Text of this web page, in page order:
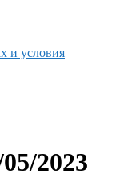
и условия
2023